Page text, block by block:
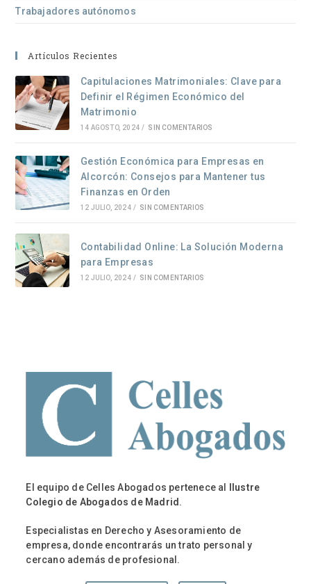
Trabajadores autónomos
Artículos Recientes
Capitulaciones Matrimoniales: Clave para
Definir el Régimen Económico del
Matrimonio
14 AGOSTO, 2024 / SIN COMENTARIOS
Gestión Económica para Empresas en
Alcorcón: Consejos para Mantener tus
Finanzas en Orden
12 JULIO, 2024 / SIN COMENTARIOS
Contabilidad Online: La Solución Moderna
para Empresas
12 JULIO, 2024 / SIN COMENTARIOS
El equipo de Celles Abogados pertenece al
Ilustre
Colegio de Abogados de Madrid .
Especialistas en Derecho y Asesoramiento de
empresa, donde encontrarás un trato personal y
cercano además de profesional.